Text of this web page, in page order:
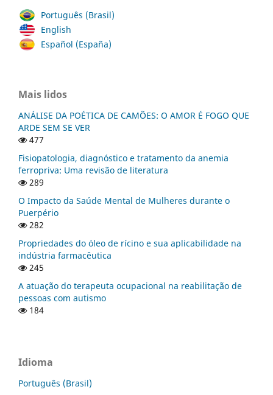
Português (Brasil)
English
Español (España)
Mais lidos
ANÁLISE DA POÉTICA DE CAMÕES: O AMOR É FOGO QUE
ARDE SEM SE VER
477
Fisiopatologia, diagnóstico e tratamento da anemia
ferropriva: Uma revisão de literatura
289
O Impacto da Saúde Mental de Mulheres durante o
Puerpério
282
Propriedades do óleo de rícino e sua aplicabilidade na
indústria farmacêutica
245
A atuação do terapeuta ocupacional na reabilitação de
pessoas com autismo
184
Idioma
Português (Brasil)